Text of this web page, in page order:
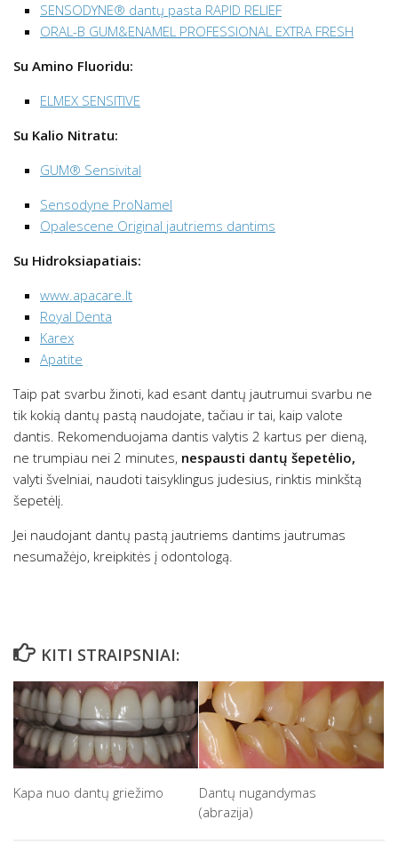
SENSODYNE® dantų pasta RAPID RELIEF
ORAL-B GUM&ENAMEL PROFESSIONAL EXTRA FRESH
Su Amino Fluoridu:
ELMEX SENSITIVE
Su Kalio Nitratu:
GUM® Sensivital
Sensodyne ProNamel
Opalescene Original jautriems dantims
Su Hidroksiapatiais:
www.apacare.lt
Royal Denta
Karex
Apatite
Taip pat svarbu žinoti, kad esant dantų jautrumui svarbu ne
tik kokią dantų pastą naudojate, tačiau ir tai, kaip valote
dantis. Rekomenduojama dantis valytis 2 kartus per dieną,
ne trumpiau nei 2 minutes, nespausti dantų šepetėlio,
valyti švelniai, naudoti taisyklingus judesius, rinktis minkštą
šepetėlį.
Jei naudojant dantų pastą jautriems dantims jautrumas
nesumažėjo, kreipkitės į odontologą.
KITI STRAIPSNIAI:
Kapa nuo dantų griežimo
Dantų nugandymas
(abrazija)